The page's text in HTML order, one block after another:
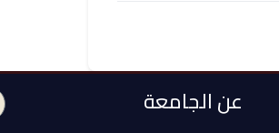
عن الجامعة